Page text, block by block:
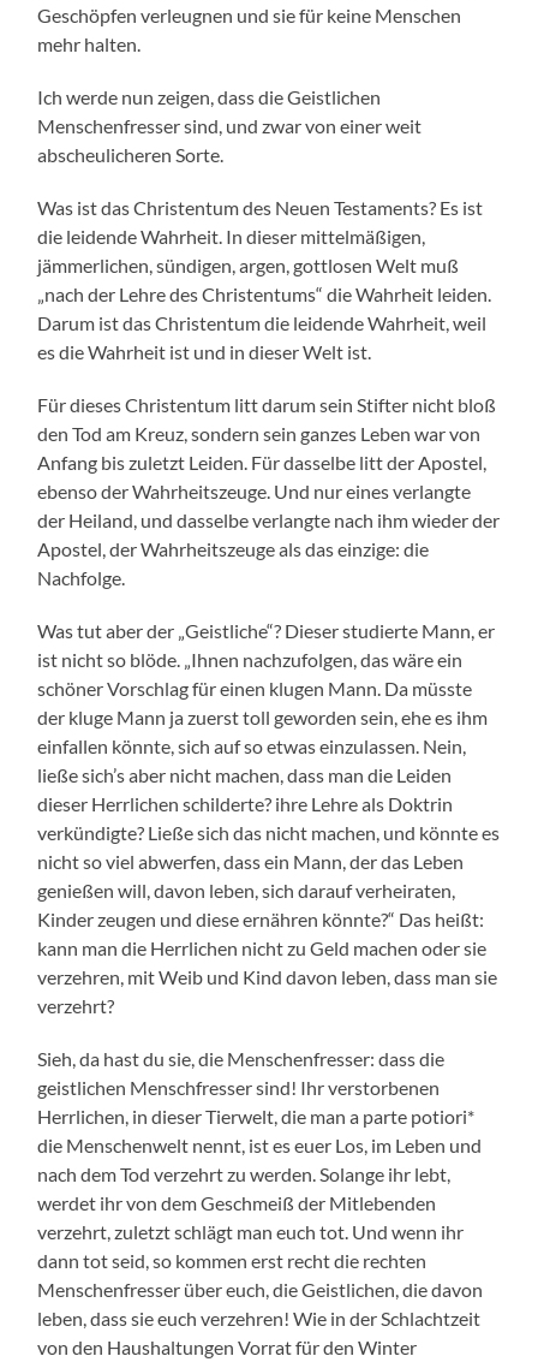
Geschöpfen verleugnen und sie für keine Menschen
mehr halten.
Ich werde nun zeigen, dass die Geistlichen
Menschenfresser sind, und zwar von einer weit
abscheulicheren Sorte.
Was ist das Christentum des Neuen Testaments? Es ist
die leidende Wahrheit. In dieser mittelmäßigen,
jämmerlichen, sündigen, argen, gottlosen Welt muß
„nach der Lehre des Christentums“ die Wahrheit leiden.
Darum ist das Christentum die leidende Wahrheit, weil
es die Wahrheit ist und in dieser Welt ist.
Für dieses Christentum litt darum sein Stifter nicht bloß
den Tod am Kreuz, sondern sein ganzes Leben war von
Anfang bis zuletzt Leiden. Für dasselbe litt der Apostel,
ebenso der Wahrheitszeuge. Und nur eines verlangte
der Heiland, und dasselbe verlangte nach ihm wieder der
Apostel, der Wahrheitszeuge als das einzige: die
Nachfolge.
Was tut aber der „Geistliche“? Dieser studierte Mann, er
ist nicht so blöde. „Ihnen nachzufolgen, das wäre ein
schöner Vorschlag für einen klugen Mann. Da müsste
der kluge Mann ja zuerst toll geworden sein, ehe es ihm
einfallen könnte, sich auf so etwas einzulassen. Nein,
ließe sich’s aber nicht machen, dass man die Leiden
dieser Herrlichen schilderte? ihre Lehre als Doktrin
verkündigte? Ließe sich das nicht machen, und könnte es
nicht so viel abwerfen, dass ein Mann, der das Leben
genießen will, davon leben, sich darauf verheiraten,
Kinder zeugen und diese ernähren könnte?“ Das heißt:
kann man die Herrlichen nicht zu Geld machen oder sie
verzehren, mit Weib und Kind davon leben, dass man sie
verzehrt?
Sieh, da hast du sie, die Menschenfresser: dass die
geistlichen Menschfresser sind! Ihr verstorbenen
Herrlichen, in dieser Tierwelt, die man a parte potiori*
die Menschenwelt nennt, ist es euer Los, im Leben und
nach dem Tod verzehrt zu werden. Solange ihr lebt,
werdet ihr von dem Geschmeiß der Mitlebenden
verzehrt, zuletzt schlägt man euch tot. Und wenn ihr
dann tot seid, so kommen erst recht die rechten
Menschenfresser über euch, die Geistlichen, die davon
leben, dass sie euch verzehren! Wie in der Schlachtzeit
von den Haushaltungen Vorrat für den Winter